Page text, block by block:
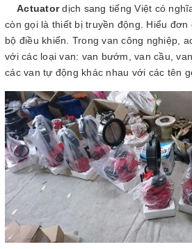
Actuatordịch sang tiếng Việt có
còn gọi là thiết bị truyền động. Hiểu
bộ điều khiển. Trong van công nghiệp,
với các loại van: van bướm, van cầu,
các van tự động khác nhau với các tên